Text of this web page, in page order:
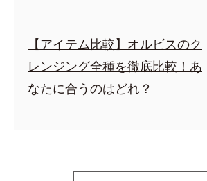
【アイテム比較】オルビスのク
レンジング全種を徹底比較！あ
なたに合うのはどれ？